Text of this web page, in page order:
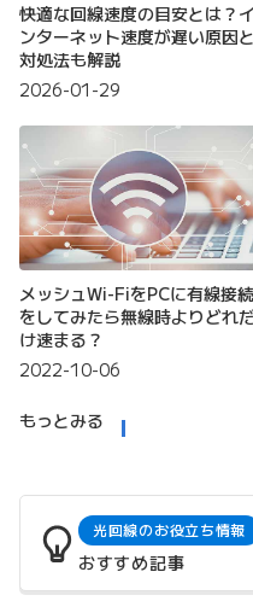
快適な回線速度の目安とは？イ
ンターネット速度が遅い原因と
対処法も解説
2026-01-29
メッシュWi-FiをPCに有線接続
をしてみたら無線時よりどれ
け速まる？
2022-10-06
もっとみる
光回線のお役立ち情報
おすすめ記事